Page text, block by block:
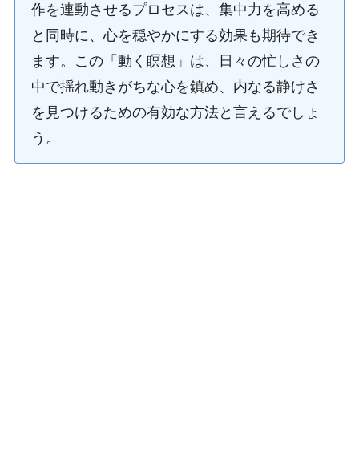
作を連動させるプロセスは、集中力を高める
と同時に、心を穏やかにする効果も期待でき
ます。この「動く瞑想」は、日々の忙しさの
中で揺れ動きがちな心を鎮め、内なる静けさ
を見つけるための有効な方法と言えるでしょ
う。